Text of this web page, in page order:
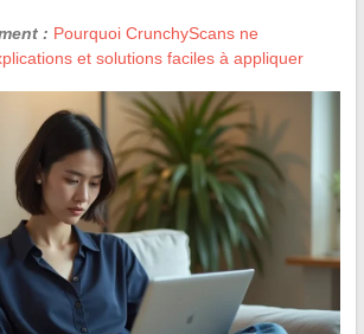
: Pourquoi CrunchyScans ne
et solutions faciles à appliquer